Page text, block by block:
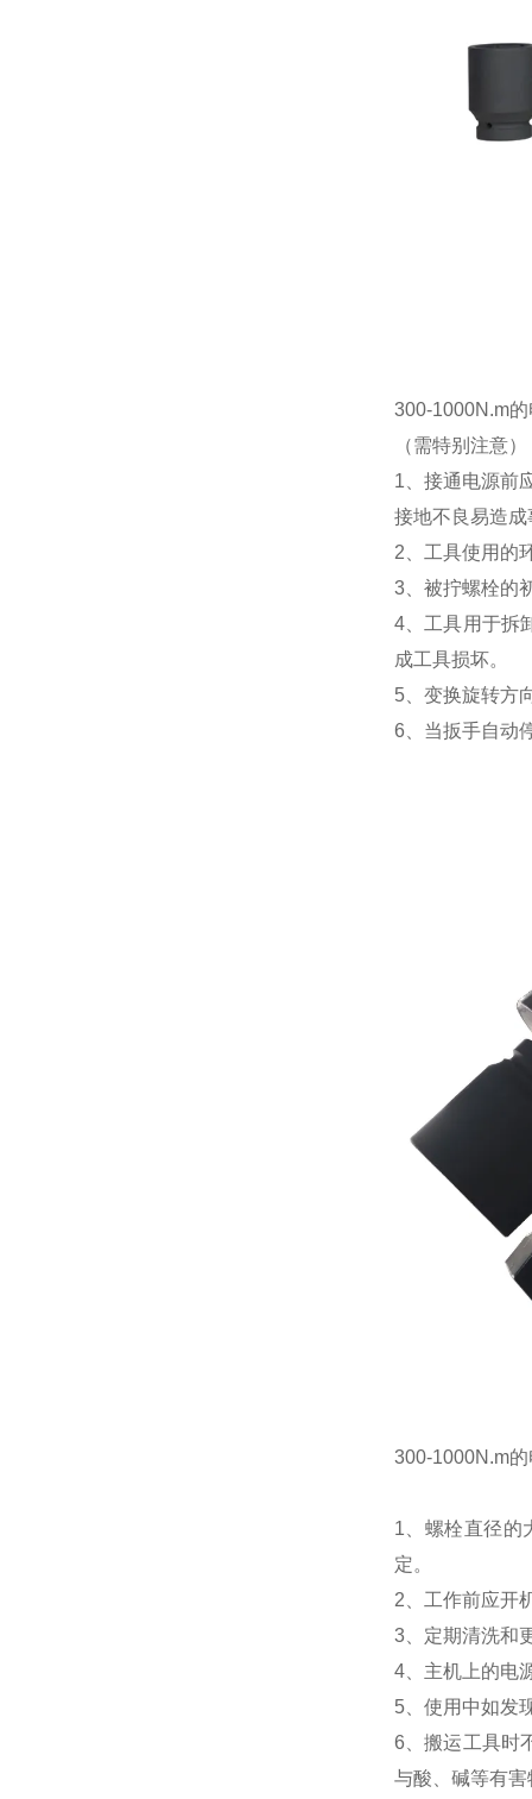
300-1000N.m
（需特别注意）
1、接通电源前
接地不良易造成
2、工具使用的
3、被拧螺栓的
4、工具用于拆
成工具损坏。
5、变换旋转方
6、当扳手自动
300-1000N.m
1、螺栓直径的
定。
2、工作前应开
3、定期清洗和
4、主机上的电
5、使用中如发
6、搬运工具时
与酸、碱等有